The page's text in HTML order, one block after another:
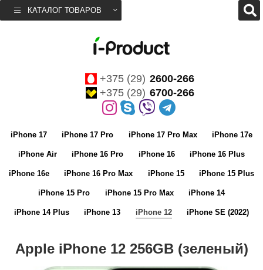
КАТАЛОГ ТОВАРОВ
+375 (29) 2600-266
+375 (29) 6700-266
iPhone 17 iPhone 17 Pro iPhone 17 Pro Max iPhone 17e
iPhone Air iPhone 16 Pro iPhone 16 iPhone 16 Plus
iPhone 16e iPhone 16 Pro Max iPhone 15 iPhone 15 Plus
iPhone 15 Pro iPhone 15 Pro Max iPhone 14
iPhone 14 Plus iPhone 13 iPhone 12 iPhone SE (2022)
Apple iPhone 12 256GB (зеленый)